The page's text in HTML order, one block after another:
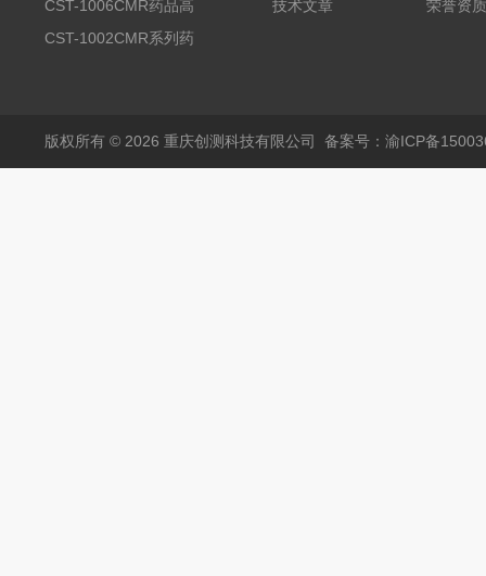
品高温试验箱
CST-1006CMR药品高
温试验箱
CST-1002CMR系列药
技术文章 荣誉资质
版权所有 © 2026 重庆创测科技有限公司 备案号：渝ICP备